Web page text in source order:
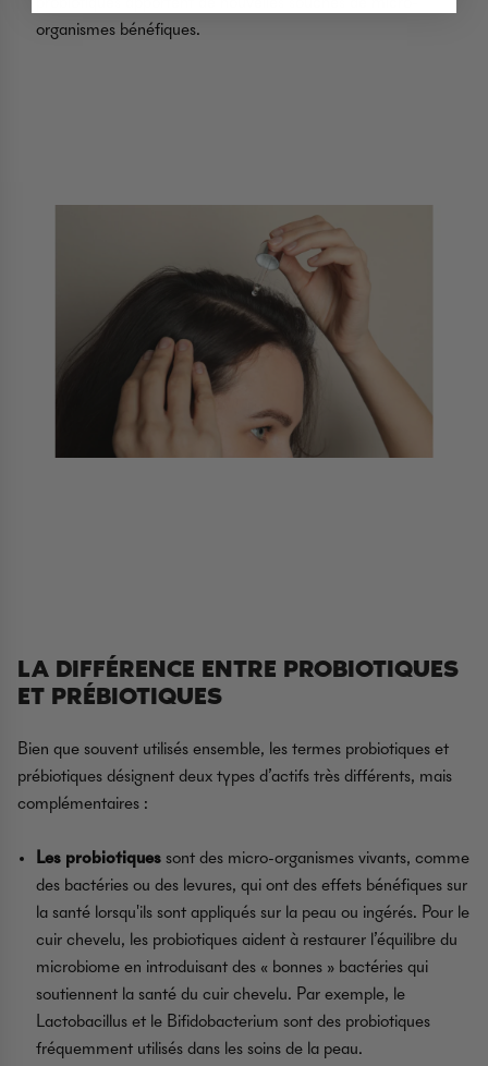
organismes bénéfiques.
LA DIFFÉRENCE ENTRE PROBIOTIQUES
ET PRÉBIOTIQUES
Bien que souvent utilisés ensemble, les termes probiotiques et
prébiotiques désignent deux types d’actifs très différents, mais
complémentaires :
Les probiotiquessont des micro-organismes vivants, comme
des bactéries ou des levures, qui ont des effets bénéfiques sur
la santé lorsqu'ils sont appliqués sur la peau ou ingérés. Pour le
cuir chevelu, les probiotiques aident à restaurer l’équilibre du
microbiome en introduisant des « bonnes » bactéries qui
soutiennent la santé du cuir chevelu. Par exemple, le
Lactobacilluset le Bifidobacterium sont des probiotiques
fréquemment utilisés dans les soins de la peau.